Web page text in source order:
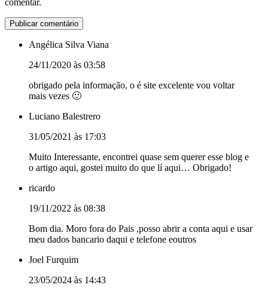
Angélica Silva Viana
24/11/2020 às 03:58
obrigado pela informação, o é site excelente vou voltar
mais vezes 🙂
Luciano Balestrero
31/05/2021 às 17:03
Muito Interessante, encontrei quase sem querer esse blog e
o artigo aqui, gostei muito do que lí aqui… Obrigado!
ricardo
19/11/2022 às 08:38
Bom dia. Moro fora do Pais ,posso abrir a conta aqui e usar
meu dados bancario daqui e telefone eoutros
Joel Furquim
23/05/2024 às 14:43